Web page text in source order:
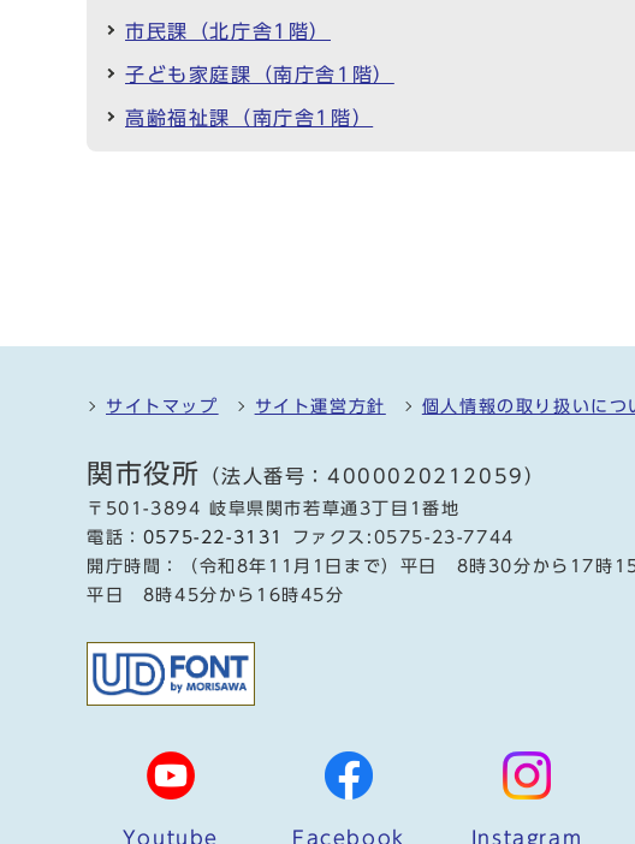
市民課（北庁舎1階）
子ども家庭課（南庁舎1階）
高齢福祉課（南庁舎1階）
サイトマップ サイト運営方針 個人情報の取り扱いにつ
関市役所 （法人番号：4000020212059）
〒501-3894 岐阜県関市若草通3丁目1番地
電話： 0575-22-3131
ファクス:0575-23-7744
開庁時間：（令和8年11月1日まで）平日 8時30分から17時
平日 8時45分から16時45分
Youtube Facebook Instagram